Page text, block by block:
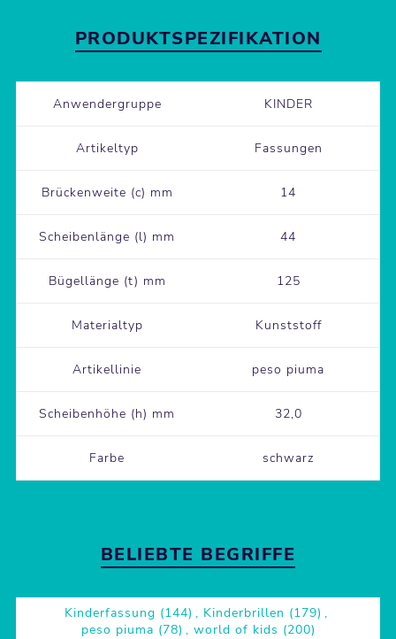
PRODUKTSPEZIFIKATION
Anwendergruppe KINDER
Artikeltyp Fassungen
Brückenweite (c) mm 14
Scheibenlänge (l) mm 44
Bügellänge (t) mm 125
Materialtyp Kunststoff
Artikellinie peso piuma
Scheibenhöhe (h) mm 32,0
Farbe schwarz
BELIEBTE BEGRIFFE
Kinderfassung (144) , Kinderbrillen (179) ,
peso piuma (78) , world of kids (200)